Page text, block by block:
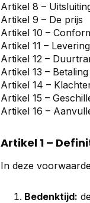
Artikel 8 –
Artikel 9 – De prijs
Artikel 10 –
Artikel 11 –
Artikel 12 –
Artikel 13 – Betaling
Artikel 14 –
Artikel 15 –
Artikel 16 –
Artikel 1 –
In deze
Bedenktijd: